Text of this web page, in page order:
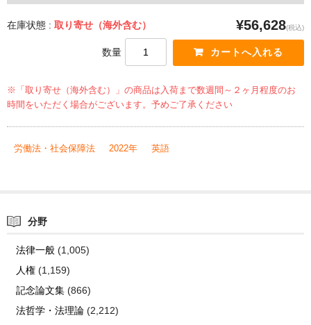
在庫状態 : 取り寄せ（海外含む） ¥56,628(税込)
数量
※「取り寄せ（海外含む）」の商品は入荷まで数週間～２ヶ月程度のお
時間をいただく場合がございます。予めご了承ください
労働法・社会保障法 2022年 英語
分野
法律一般(1,005)
人権(1,159)
記念論文集(866)
法哲学・法理論(2,212)